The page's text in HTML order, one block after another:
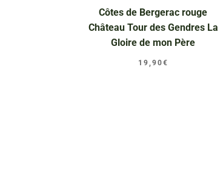
Côtes de Bergerac rouge
Château Tour des Gendres La
Gloire de mon Père
19,90€